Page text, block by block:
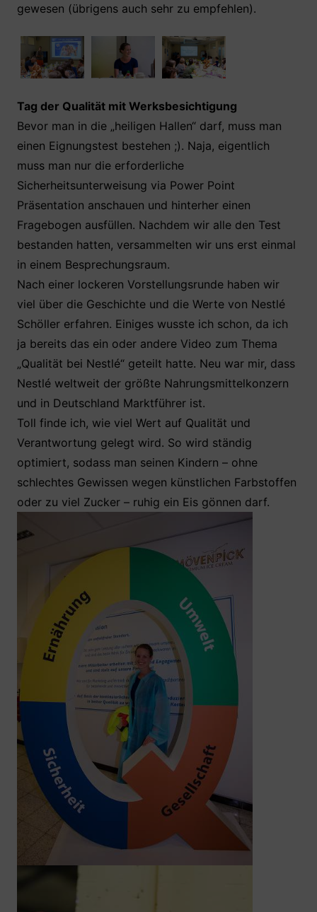
gewesen (übrigens auch sehr zu empfehlen).
Tag der Qualität mit Werksbesichtigung
Bevor man in die „heiligen Hallen“ darf, muss man
einen Eignungstest bestehen ;). Naja, eigentlich
muss man nur die erforderliche
Sicherheitsunterweisung via Power Point
Präsentation anschauen und hinterher einen
Fragebogen ausfüllen. Nachdem wir alle den Test
bestanden hatten, versammelten wir uns erst einmal
in einem Besprechungsraum.
Nach einer lockeren Vorstellungsrunde haben wir
viel über die Geschichte und die Werte von Nestlé
Schöller erfahren. Einiges wusste ich schon, da ich
ja bereits das ein oder andere Video zum Thema
„Qualität bei Nestlé“ geteilt hatte. Neu war mir, dass
Nestlé weltweit der größte Nahrungsmittelkonzern
und in Deutschland Marktführer ist.
Toll finde ich, wie viel Wert auf Qualität und
Verantwortung gelegt wird. So wird ständig
optimiert, sodass man seinen Kindern – ohne
schlechtes Gewissen wegen künstlichen Farbstoffen
oder zu viel Zucker – ruhig ein Eis gönnen darf.